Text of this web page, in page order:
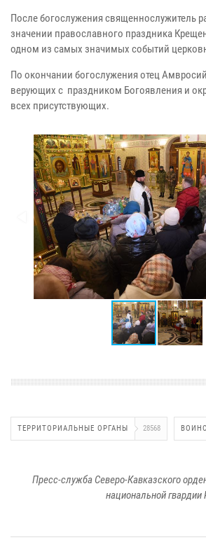
После богослужения священнослужитель
значении православного праздника
одном из самых значимых событий
По окончании богослужения отец
верующих с праздником Богоявления и
всех присутствующих.
ТЕРРИТОРИАЛЬНЫЕ ОРГАНЫ 28568
Пресс-служба Северо-Кавказского
национальной